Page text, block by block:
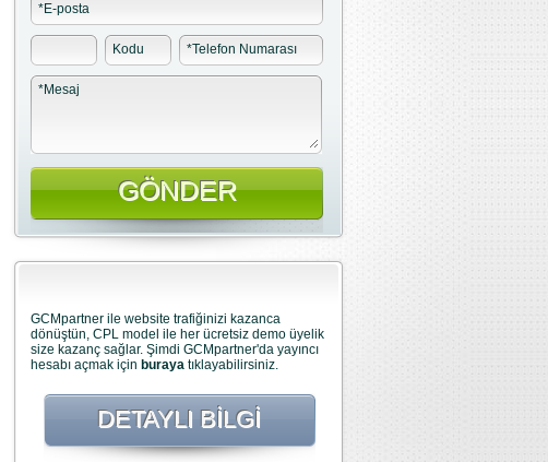
*E-posta
Kodu *Telefon Numarası
*Mesaj
GCMpartner ile website trafiğinizi kazanca
dönüştün, CPL model ile her ücretsiz demo üyelik
size kazanç sağlar. Şimdi GCMpartner'da yayıncı
hesabı açmak için burayatıklayabilirsiniz.
DETAYLI BILGI